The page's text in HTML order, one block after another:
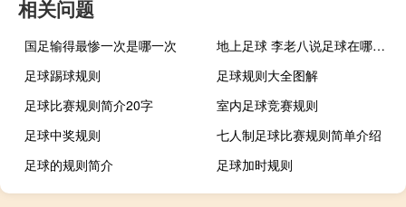
相关问题
国足输得最惨一次是哪一次
地上足球 李老八说足球在哪看什么梗
足球踢球规则
足球规则大全图解
足球比赛规则简介20字
室内足球竞赛规则
足球中奖规则
七人制足球比赛规则简单介绍
足球的规则简介
足球加时规则
踢足球的比赛规则
五人制足球 规则